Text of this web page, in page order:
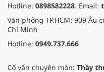
Hotline: 0898582228. Email:
Văn phòng TP.HCM: 909 Âu
Chí Minh
Hotline: 0949.737.666
Cố vấn chuyên môn: Thầy